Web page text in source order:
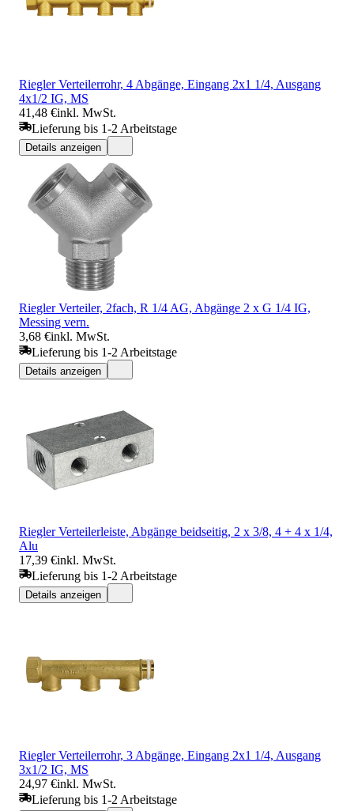
Riegler Verteilerrohr, 4 Abgänge, Eingang 2x1 1/4, Ausgang
4x1/2 IG, MS
41,48 €inkl. MwSt.
Lieferung bis 1-2 Arbeitstage
Details anzeigen
Riegler Verteiler, 2fach, R 1/4 AG, Abgänge 2 x G 1/4 IG,
Messing vern.
3,68 €inkl. MwSt.
Lieferung bis 1-2 Arbeitstage
Details anzeigen
Riegler Verteilerleiste, Abgänge beidseitig, 2 x 3/8, 4 + 4 x 1/4,
Alu
17,39 €inkl. MwSt.
Lieferung bis 1-2 Arbeitstage
Details anzeigen
Riegler Verteilerrohr, 3 Abgänge, Eingang 2x1 1/4, Ausgang
3x1/2 IG, MS
24,97 €inkl. MwSt.
Lieferung bis 1-2 Arbeitstage